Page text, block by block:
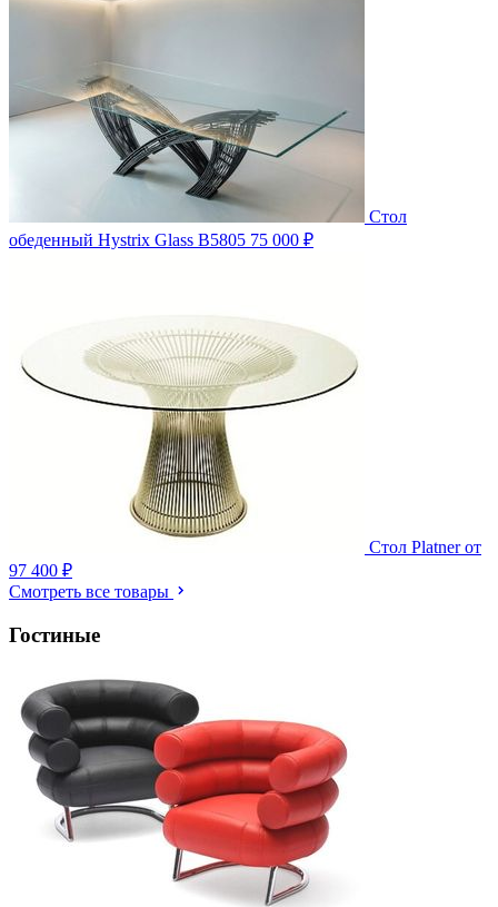
Стол
обеденный Hystrix Glass B5805 75 000 ₽
Стол Platner от
97 400 ₽
Смотреть все товары
Гостиные